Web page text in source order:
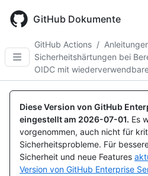
main
GitHub Dokumente
GitHub Actions /
Sicherheitshärtungen bei
OIDC mit
Diese Version von GitHub
eingestellt am 2026-07-01. Es
vorgenommen, auch nicht für
Sicherheitsprobleme. Für
Sicherheit und neue Features
Version von GitHub Enterprise